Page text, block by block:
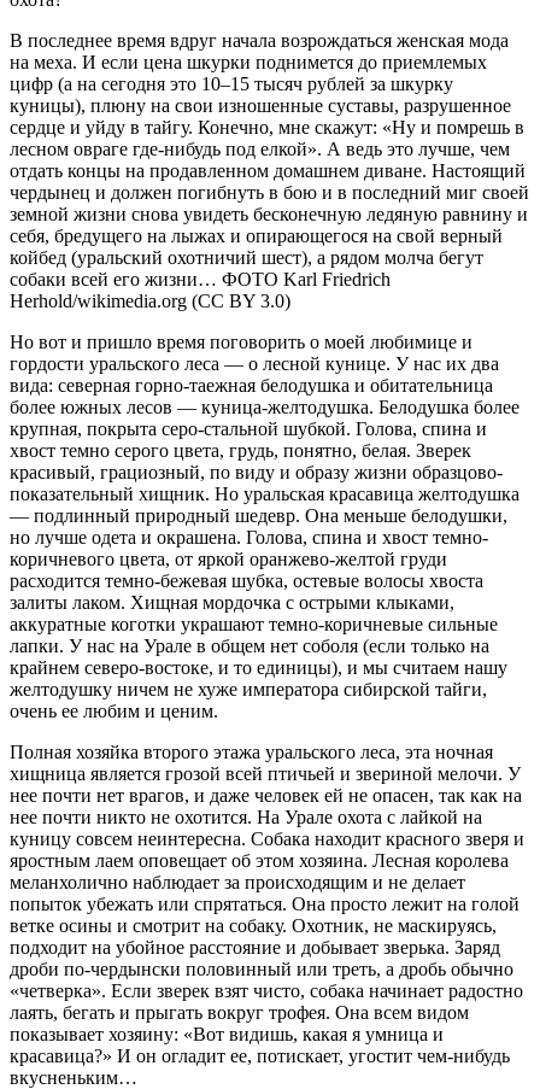
В последнее время вдруг начала возрождаться женская мода
на меха. И если цена шкурки поднимется до приемлемых
цифр (а на сегодня это 10–15 тысяч рублей за шкурку
куницы), плюну на свои изношенные суставы, разрушенное
сердце и уйду в тайгу. Конечно, мне скажут: «Ну и помрешь в
лесном овраге где-нибудь под елкой». А ведь это лучше, чем
отдать концы на продавленном домашнем диване. Настоящий
чердынец и должен погибнуть в бою и в последний миг своей
земной жизни снова увидеть бесконечную ледяную равнину и
себя, бредущего на лыжах и опирающегося на свой верный
койбед (уральский охотничий шест), а рядом молча бегут
собаки всей его жизни… ФОТО Karl Friedrich
Herhold/wikimedia.org (CC BY 3.0)
Но вот и пришло время поговорить о моей любимице и
гордости уральского леса — о лесной кунице. У нас их два
вида: северная горно-таежная белодушка и обитательница
более южных лесов — куница-желтодушка. Белодушка более
крупная, покрыта серо-стальной шубкой. Голова, спина и
хвост темно серого цвета, грудь, понятно, белая. Зверек
красивый, грациозный, по виду и образу жизни образцово-
показательный хищник. Но уральская красавица желтодушка
— подлинный природный шедевр. Она меньше белодушки,
но лучше одета и окрашена. Голова, спина и хвост темно-
коричневого цвета, от яркой оранжево-желтой груди
расходится темно-бежевая шубка, остевые волосы хвоста
залиты лаком. Хищная мордочка с острыми клыками,
аккуратные коготки украшают темно-коричневые сильные
лапки. У нас на Урале в общем нет соболя (если только на
крайнем северо-востоке, и то единицы), и мы считаем нашу
желтодушку ничем не хуже императора сибирской тайги,
очень ее любим и ценим.
Полная хозяйка второго этажа уральского леса, эта ночная
хищница является грозой всей птичьей и звериной мелочи. У
нее почти нет врагов, и даже человек ей не опасен, так как на
нее почти никто не охотится. На Урале охота с лайкой на
куницу совсем неинтересна. Собака находит красного зверя и
яростным лаем оповещает об этом хозяина. Лесная королева
меланхолично наблюдает за происходящим и не делает
попыток убежать или спрятаться. Она просто лежит на голой
ветке осины и смотрит на собаку. Охотник, не маскируясь,
подходит на убойное расстояние и добывает зверька. Заряд
дроби по-чердынски половинный или треть, а дробь обычно
«четверка». Если зверек взят чисто, собака начинает радостно
лаять, бегать и прыгать вокруг трофея. Она всем видом
показывает хозяину: «Вот видишь, какая я умница и
красавица?» И он огладит ее, потискает, угостит чем-нибудь
вкусненьким…